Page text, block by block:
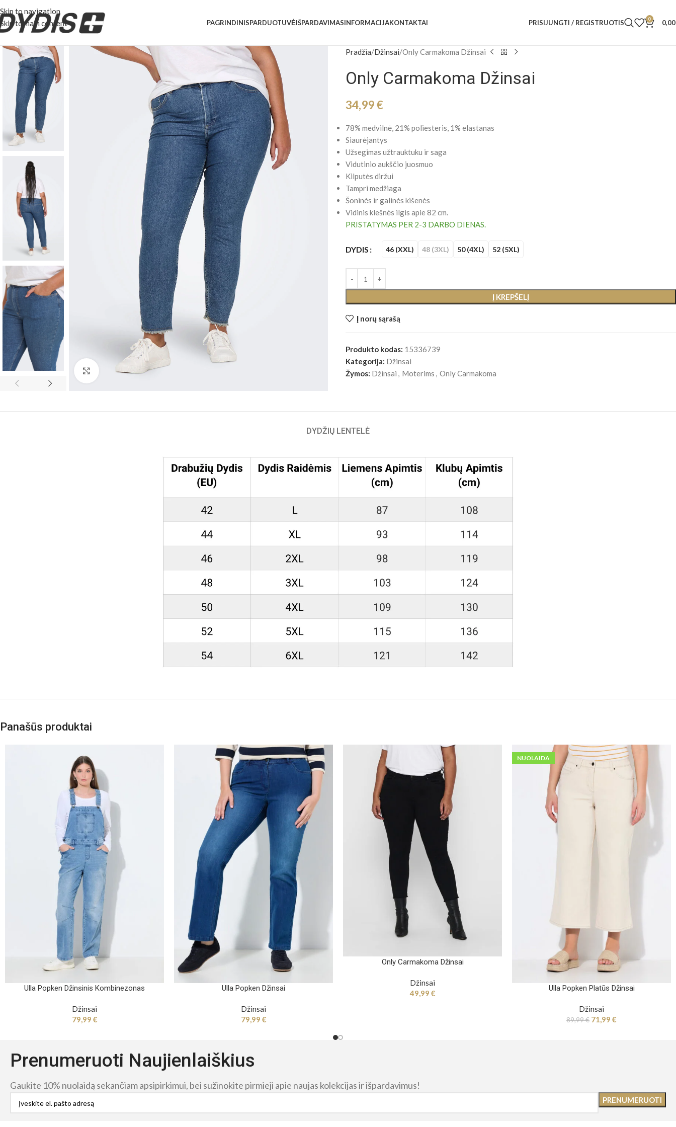
Skip to navigation
Skip to main content
PAGRINDINISPARDUOTUVĖIŠPARDAVIMASINFORMACIJAKONTAKTAI PRISIJUNGTI / REGISTRUOTIS 0
Padidinti
Pradžia Džinsai Only Carmakoma Džinsai
Only Carmakoma Džinsai
34,99€
78% medvilnė, 21% poliesteris, 1% elastanas
Siaurėjantys
Užsegimas užtrauktuku ir saga
Vidutinio aukščio juosmuo
Kilputės diržui
Tampri medžiaga
Šoninės ir galinės kišenės
Vidinis klešnės ilgis apie 82 cm.
PRISTATYMAS PER 2-3 DARBO DIENAS.
DYDIS 46 (XXL) 48 (3XL) 50 (4XL) 52 (5XL)
Į KREPŠELĮ
Į norų sąrašą
Produkto kodas: 15336739
Kategorija: Džinsai
Žymos: Džinsai , Moterims , Only Carmakoma
DYDŽIŲ LENTELĖ
Panašūs produktai
Ulla Popken Džinsinis Kombinezonas
Džinsai
79,99 €
Ulla Popken Džinsai
Džinsai
79,99 €
Only Carmakoma Džinsai
Džinsai
49,99 €
NUOLAIDA
Ulla Popken Platūs Džinsai
Džinsai
89,99€ 71,99 €
Prenumeruoti Naujienlaiškius
Gaukite 10% nuolaidą sekančiam apsipirkimui, bei sužinokite pirmieji apie naujas kolekcijas ir išpardavimus!